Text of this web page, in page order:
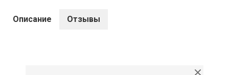
Описание Отзывы